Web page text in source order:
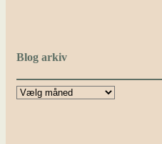
Blog arkiv